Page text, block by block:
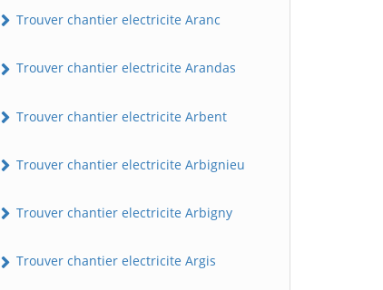
Trouver chantier electricite Aranc
Trouver chantier electricite Arandas
Trouver chantier electricite Arbent
Trouver chantier electricite Arbignieu
Trouver chantier electricite Arbigny
Trouver chantier electricite Argis